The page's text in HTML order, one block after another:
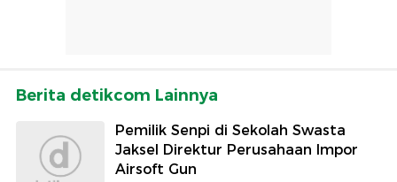
Berita detikcom Lainnya
Pemilik Senpi di Sekolah Swasta
Jaksel Direktur Perusahaan Impor
Airsoft Gun